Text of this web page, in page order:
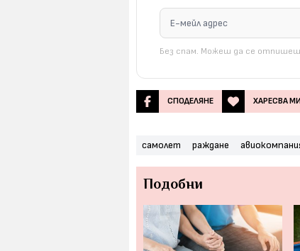
Без спам. Можеш да се отпишеш
СПОДЕЛЯНЕ ХАРЕСВА
самолет раждане
Подобни